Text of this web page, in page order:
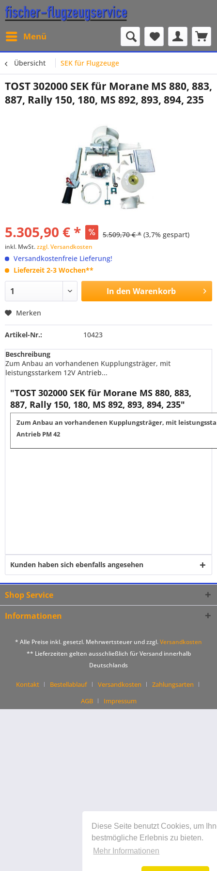
Diese Seite benutzt Cookies, um
bestmögliche Erlebnis zu bieten.
Mehr Informationen
Menü
Übersicht SEK für Flugzeuge
TOST 302000 SEK für Morane MS 880, 883,
887, Rally 150, 180, MS 892, 893, 894, 235
5.305,90 € * 5.509,70 € * (3,7% gespart)
inkl. MwSt.zzgl. Versandkosten
Versandkostenfreie Lieferung!
Lieferzeit 2-3 Wochen**
In den Warenkorb
Merken
Artikel-Nr.: 10423
Beschreibung
Zum Anbau an vorhandenen Kupplungsträger, mit
leistungsstarkem 12V Antrieb...
"TOST 302000 SEK für Morane MS 880, 883,
887, Rally 150, 180, MS 892, 893, 894, 235"
Zum Anbau an vorhandenen Kupplungsträger, mit
Antrieb PM 42
Kunden haben sich ebenfalls angesehen
Shop Service
Informationen
* Alle Preise inkl. gesetzl. Mehrwertsteuer und zzgl.Versandkosten
** Lieferzeiten gelten ausschließlich für Versand innerhalb
Deutschlands
Kontakt Bestellablauf Versandkosten
Zahlungsarten
AGB
Impressum